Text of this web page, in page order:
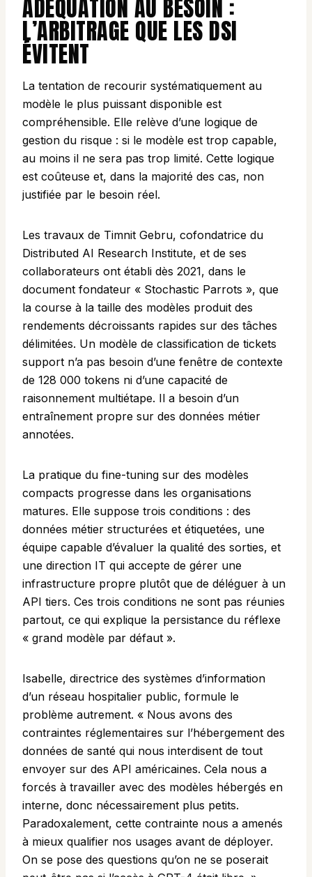
ADÉQUATION AU BESOIN :
L’ARBITRAGE QUE LES DSI
ÉVITENT
La tentation de recourir systématiquement au
modèle le plus puissant disponible est
compréhensible. Elle relève d’une logique de
gestion du risque : si le modèle est trop capable,
au moins il ne sera pas trop limité. Cette logique
est coûteuse et, dans la majorité des cas, non
justifiée par le besoin réel.
Les travaux de Timnit Gebru, cofondatrice du
Distributed AI Research Institute, et de ses
collaborateurs ont établi dès 2021, dans le
document fondateur « Stochastic Parrots », que
la course à la taille des modèles produit des
rendements décroissants rapides sur des tâches
délimitées. Un modèle de classification de tickets
support n’a pas besoin d’une fenêtre de contexte
de 128 000 tokens ni d’une capacité de
raisonnement multiétape. Il a besoin d’un
entraînement propre sur des données métier
annotées.
La pratique du fine-tuning sur des modèles
compacts progresse dans les organisations
matures. Elle suppose trois conditions : des
données métier structurées et étiquetées, une
équipe capable d’évaluer la qualité des sorties, et
une direction IT qui accepte de gérer une
infrastructure propre plutôt que de déléguer à un
API tiers. Ces trois conditions ne sont pas réunies
partout, ce qui explique la persistance du réflexe
« grand modèle par défaut ».
Isabelle, directrice des systèmes d’information
d’un réseau hospitalier public, formule le
problème autrement. « Nous avons des
contraintes réglementaires sur l’hébergement des
données de santé qui nous interdisent de tout
envoyer sur des API américaines. Cela nous a
forcés à travailler avec des modèles hébergés en
interne, donc nécessairement plus petits.
Paradoxalement, cette contrainte nous a amenés
à mieux qualifier nos usages avant de déployer.
On se pose des questions qu’on ne se poserait